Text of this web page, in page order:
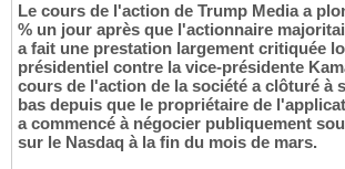
Le cours de l'action de Trump Media a
% un jour après que l'actionnaire
a fait une prestation largement critiquée
présidentiel contre la vice-présidente
cours de l'action de la société a clôturé à
bas depuis que le propriétaire de
a commencé à négocier publiquement
sur le Nasdaq à la fin du mois de mars.